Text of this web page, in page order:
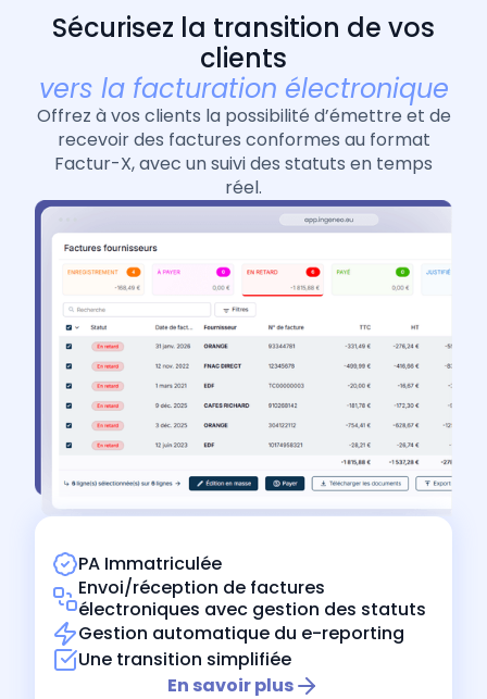
Sécurisez la transition de vos
clients
vers la facturation électronique
Offrez à vos clients la possibilité d’émettre et de
recevoir des factures conformes au format
Factur-X, avec un suivi des statuts en temps
réel.
PA Immatriculée
Envoi/réception de factures
électroniques avec gestion des statuts
Gestion automatique du e-reporting
Une transition simplifiée
En savoir plus